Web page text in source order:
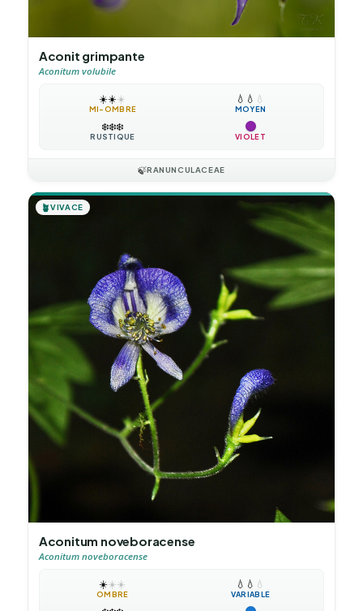
Aconit grimpante
Aconitum volubile
☀️☀️☀️
MI-OMBRE
💧 💧 💧
MOYEN
❄️❄️❄️
RUSTIQUE VIOLET
🍃RANUNCULACEAE
🪴VIVACE
Aconitum noveboracense
Aconitum noveboracense
☀️☀️☀️
OMBRE
💧 💧 💧
VARIABLE